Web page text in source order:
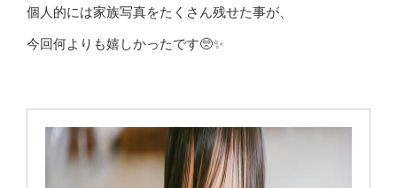
個人的には家族写真をたくさん残せた事が、
今回何よりも嬉しかったです🥺✨